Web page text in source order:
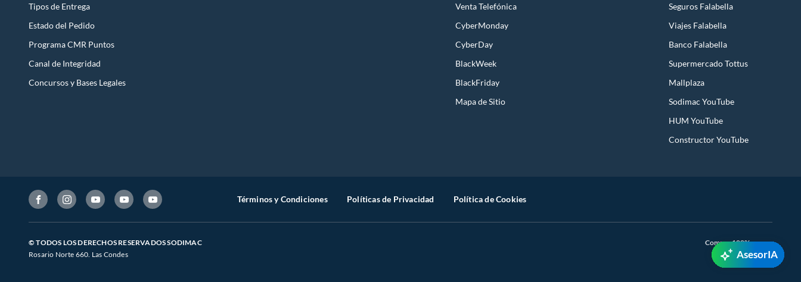
Tipos de Entrega
Estado del Pedido
Programa CMR Puntos
Canal de Integridad
Concursos y Bases Legales
Venta Telefónica
CyberMonday
CyberDay
BlackWeek
BlackFriday
Mapa de Sitio
Seguros Falabella
Viajes Falabella
Banco Falabella
Supermercado Tottus
Mallplaza
Sodimac YouTube
HUM YouTube
Constructor YouTube
Términos y Condiciones Políticas de Privacidad Política de Cookies
© TODOS LOS DERECHOS RESERVADOS SODIMAC
Rosario Norte 660. Las Condes
Compra 100% segura
AsesorIA